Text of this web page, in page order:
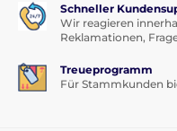
Schneller
Wir reagieren
Reklamationen,
Treueprogramm
Für Stammkunden